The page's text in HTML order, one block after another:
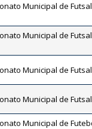
Municipal de
Municipal de
Municipal de Futsal
Municipal de Futsal
Municipal de